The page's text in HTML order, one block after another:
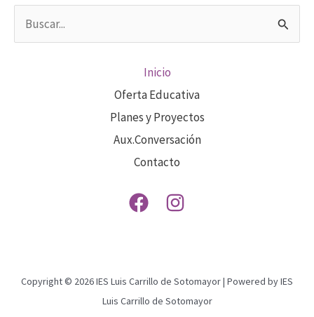
Inicio
Oferta Educativa
Planes y Proyectos
Aux.Conversación
Contacto
Copyright © 2026 IES Luis Carrillo de Sotomayor | Powered by IES
Luis Carrillo de Sotomayor